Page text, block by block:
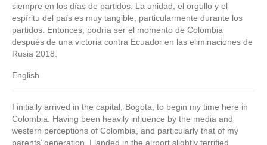
siempre en los días de partidos. La unidad, el orgullo y el
espíritu del país es muy tangible, particularmente durante los
partidos. Entonces, podría ser el momento de Colombia
después de una victoria contra Ecuador en las eliminaciones de
Rusia 2018.
English
I initially arrived in the capital, Bogota, to begin my time here in
Colombia. Having been heavily influence by the media and
western perceptions of Colombia, and particularly that of my
parents’ generation, I landed in the airport slightly terrified.